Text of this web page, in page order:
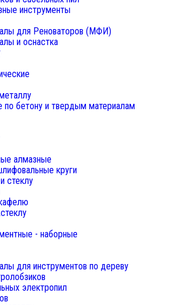
инструменты
для Реноваторов (МФИ)
и оснастка
по бетону и твердым материалам
алмазные
круги
стеклу
- наборные
для инструментов по дереву
электропил